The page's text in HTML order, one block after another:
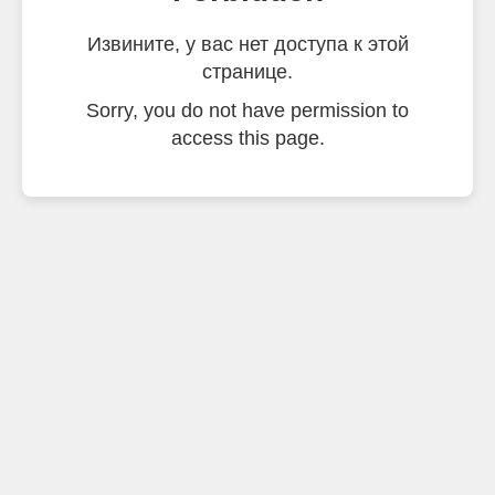
Извините, у вас нет доступа к этой
странице.
Sorry, you do not have permission to
access this page.